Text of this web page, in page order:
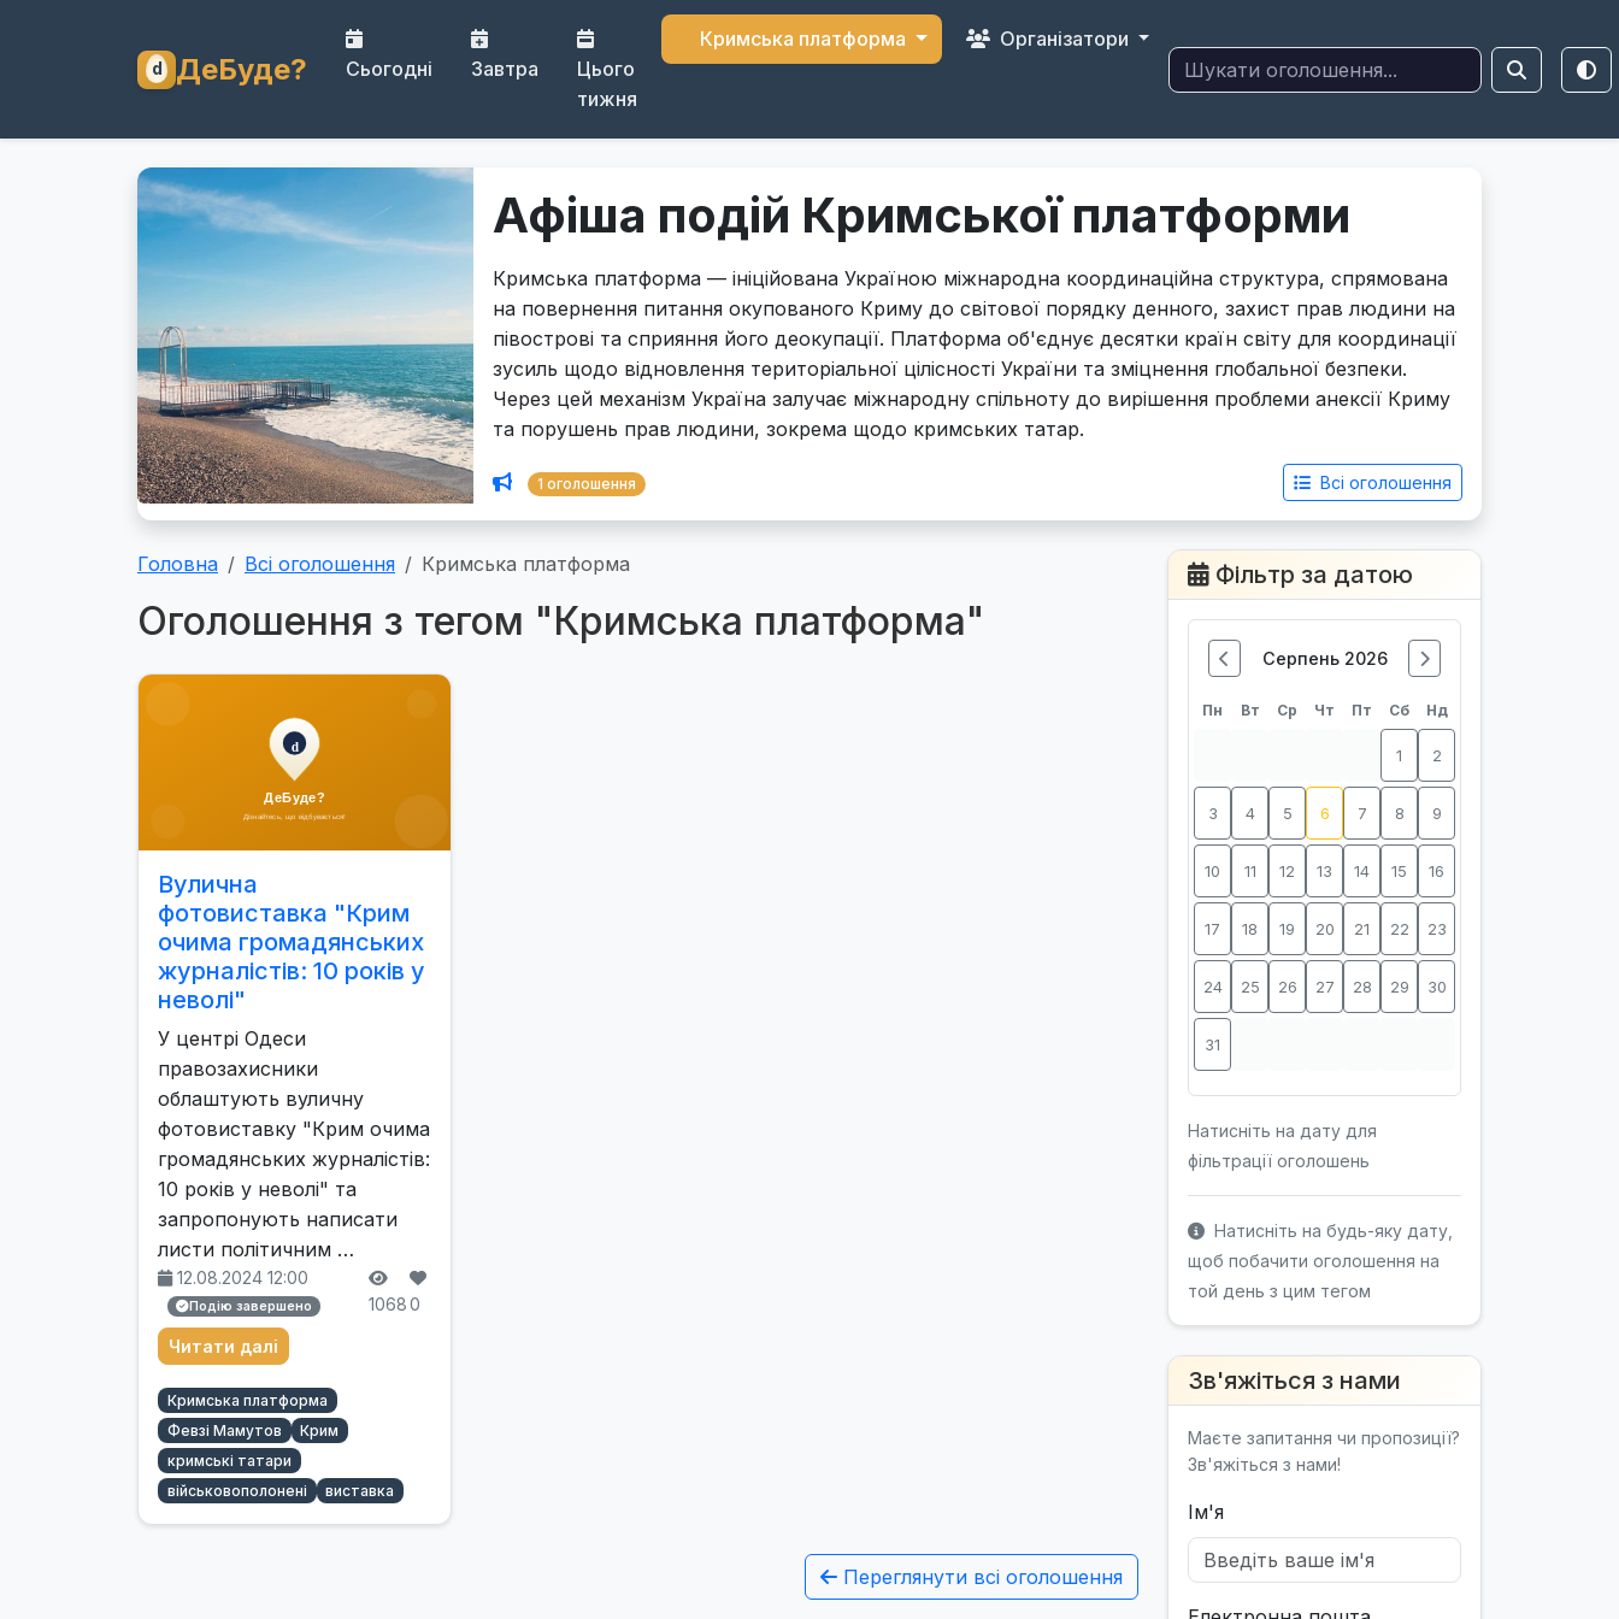
ДеБуде? Сьогодні Завтра
Цього
тижня
Кримська платформа Організатори
Афіша подій Кримської платформи
Кримська платформа — ініційована Україною міжнародна координаційна структура, спрямована
на повернення питання окупованого Криму до світової порядку денного, захист прав людини на
півострові та сприяння його деокупації. Платформа об'єднує десятки країн світу для координації
зусиль щодо відновлення територіальної цілісності України та зміцнення глобальної безпеки.
Через цей механізм Україна залучає міжнародну спільноту до вирішення проблеми анексії Криму
та порушень прав людини, зокрема щодо кримських татар.
1 оголошення Всі оголошення
Головна Всі оголошення Кримська платформа
Оголошення з тегом "Кримська платформа"
Вулична
фотовиставка "Крим
очима громадянських
журналістів: 10 років у
неволі"
У центрі Одеси
правозахисники
облаштують вуличну
фотовиставку "Крим очима
громадянських журналістів:
10 років у неволі" та
запропонують написати
листи політичним …
12.08.2024 12:00
Подію завершено 10680
Читати далі
Кримська платформа
Февзі Мамутов
Крим
кримські татари
військовополонені
виставка
Переглянути всі оголошення
Фільтр за датою
Серпень 2026
Пн Вт Ср Чт Пт Сб Нд
1 2
3 4 5 6 7 8 9
10 11 12 13 14 15 16
17 18 19 20 21 22 23
24 25 26 27 28 29 30
31
Натисніть на дату для
фільтрації оголошень
Натисніть на будь-яку дату,
щоб побачити оголошення на
той день з цим тегом
Зв'яжіться з нами
Маєте запитання чи пропозиції?
Зв'яжіться з нами!
Ім'я